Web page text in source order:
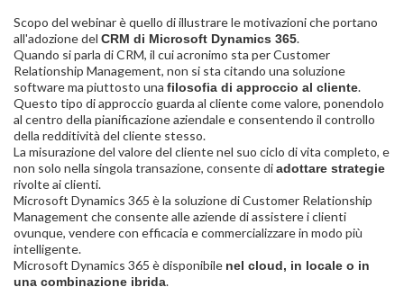
Scopo del webinar è quello di illustrare le motivazioni che portano
all'adozione del CRM di Microsoft Dynamics 365.
Quando si parla di CRM, il cui acronimo sta per Customer
Relationship Management, non si sta citando una soluzione
software ma piuttosto una filosofia di approccio al cliente.
Questo tipo di approccio guarda al cliente come valore, ponendolo
al centro della pianificazione aziendale e consentendo il controllo
della redditività del cliente stesso.
La misurazione del valore del cliente nel suo ciclo di vita completo, e
non solo nella singola transazione, consente diadottare strategie
rivolte ai clienti.
Microsoft Dynamics 365 è la soluzione di Customer Relationship
Management che consente alle aziende di assistere i clienti
ovunque, vendere con efficacia e commercializzare in modo più
intelligente.
Microsoft Dynamics 365 è disponibile nel cloud, in locale o in
una combinazione ibrida.